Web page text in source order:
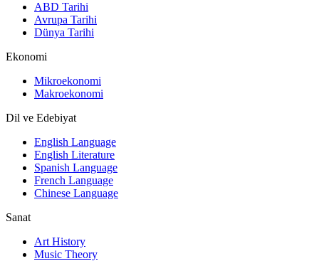
ABD Tarihi
Avrupa Tarihi
Dünya Tarihi
Ekonomi
Mikroekonomi
Makroekonomi
Dil ve Edebiyat
English Language
English Literature
Spanish Language
French Language
Chinese Language
Sanat
Art History
Music Theory